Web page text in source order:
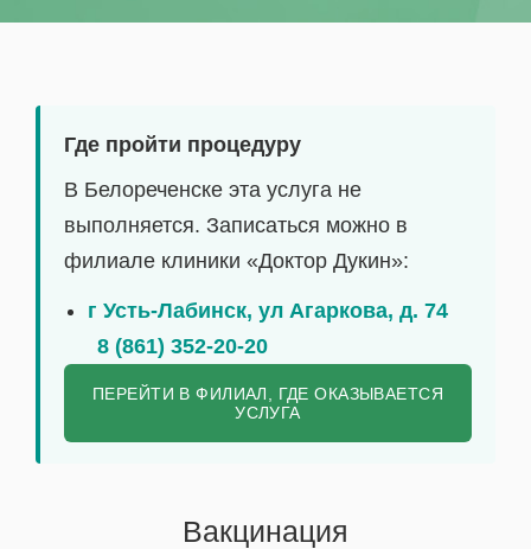
Где пройти процедуру
В Белореченске эта услуга не
выполняется. Записаться можно в
филиале клиники «Доктор Дукин»:
г Усть-Лабинск, ул Агаркова, д. 74
8 (861) 352-20-20
ПЕРЕЙТИ В ФИЛИАЛ, ГДЕ ОКАЗЫВАЕТСЯ
УСЛУГА
Вакцинация